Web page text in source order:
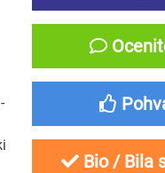
Bio / Bila